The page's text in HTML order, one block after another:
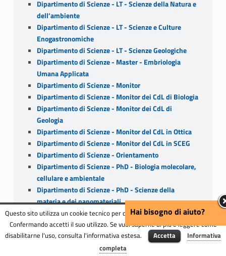
Dipartimento di Scienze - LT - Scienze della Natura e
dell’ambiente
Dipartimento di Scienze - LT - Scienze e Culture
Enogastronomiche
Dipartimento di Scienze - LT - Scienze Geologiche
Dipartimento di Scienze - Master - Embriologia
Umana Applicata
Dipartimento di Scienze - Monitor
Dipartimento di Scienze - Monitor dei CdL di Biologia
Dipartimento di Scienze - Monitor dei CdL di
Geologia
Dipartimento di Scienze - Monitor del CdL in Ottica
Dipartimento di Scienze - Monitor del CdL in SCEG
Dipartimento di Scienze - Orientamento
Dipartimento di Scienze - PhD - Biologia molecolare,
cellulare e ambientale
Dipartimento di Scienze - PhD - Scienze della
materia e dei nanomateriali
Dipartimento di Scienze - PhD - Scienze della terra
Dipartimento di Scienze - PhD - Scienze e tecnologie
biomediche
Dipartimento di Scienze - Press
Hai bisogno di aiuto?
Questo sito utilizza un cookie tecnico per consentire la corretta navigazione.
Confermando accetti il suo utilizzo. Se vuoi saperne di più e leggere come
disabilitarne l'uso, consulta l'informativa estesa.
Accetta
Informativa
completa